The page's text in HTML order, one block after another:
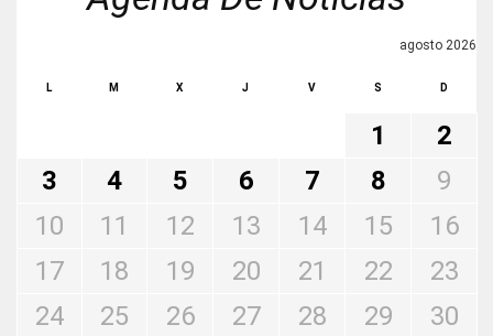
agosto 2026
L M X J V S D
1
2
3
4 5 6 7 8
9
10
11 12 13 14 15
16
17
18 19 20 21 22
23
24
25 26 27 28 29 30